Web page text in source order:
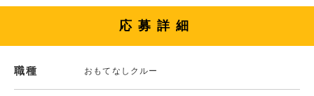
応募詳細
職種 おもてなしクルー